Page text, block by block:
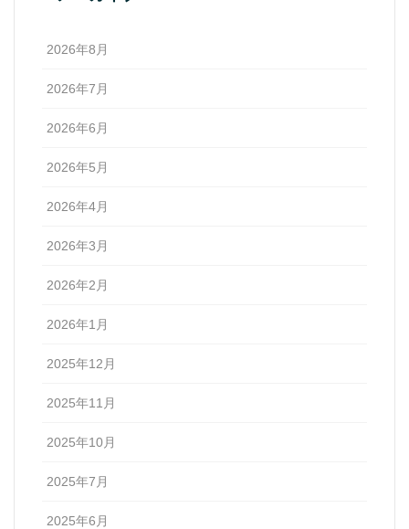
2026年8月
2026年7月
2026年6月
2026年5月
2026年4月
2026年3月
2026年2月
2026年1月
2025年12月
2025年11月
2025年10月
2025年7月
2025年6月